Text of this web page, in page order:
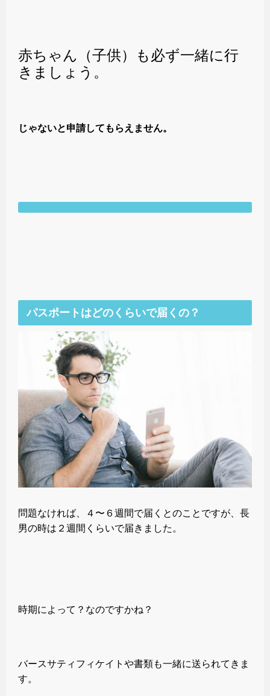
赤ちゃん（子供）も必ず一緒に行
きましょう。
じゃないと申請してもらえません。
パスポートはどのくらいで届くの？
問題なければ、４〜６週間で届くとのことですが、長
男の時は２週間くらいで届きました。
時期によって？なのですかね？
バースサティフィケイトや書類も一緒に送られてきま
す。